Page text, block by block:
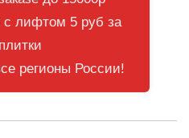
лифтом 5 руб за
регионы России!